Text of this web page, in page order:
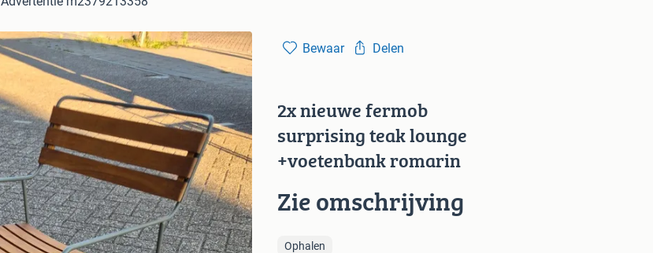
Bewaar Delen
2x nieuwe fermob
surprising teak lounge
+voetenbank romarin
Zie omschrijving
Ophalen